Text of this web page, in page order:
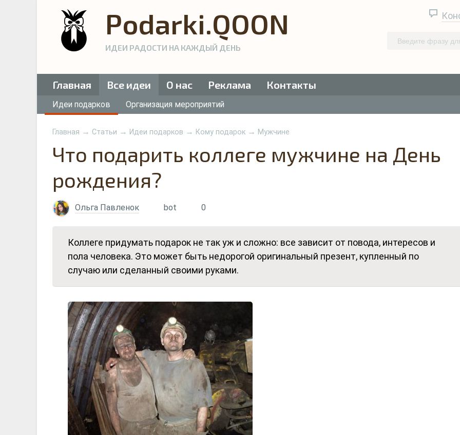
Podarki.QOON
ИДЕИ РАДОСТИ НА КАЖДЫЙ ДЕНЬ
Главная Все идеи О нас Реклама Контакты
Идеи подарков Организация мероприятий
Главная → Статьи → Идеи подарков → Кому подарок → Мужчине
Что подарить коллеге мужчине на День
рождения?
Ольга Павленок bot 0
Коллеге придумать подарок не так уж и сложно: все зависит от повода, интересов и
пола человека. Это может быть недорогой оригинальный презент, купленный по
случаю или сделанный своими руками.